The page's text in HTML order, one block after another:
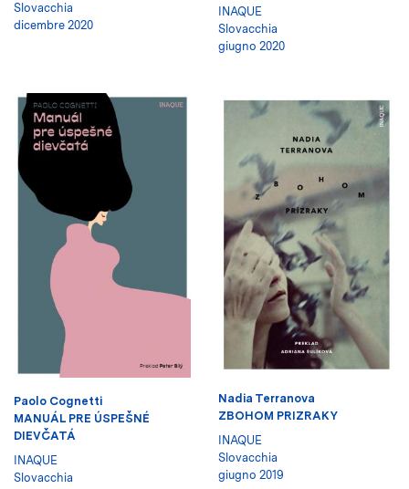
Slovacchia
dicembre 2020
INAQUE
Slovacchia
giugno 2020
Paolo Cognetti
MANUÁL PRE ÚSPEŠNÉ
DIEVČATÁ
INAQUE
Slovacchia
Nadia Terranova
ZBOHOM PRIZRAKY
INAQUE
Slovacchia
giugno 2019